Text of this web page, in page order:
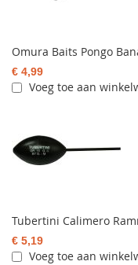
Omura Baits Pongo
€ 4,99
Voeg toe aan
Tubertini Calimero
€ 5,19
Voeg toe aan